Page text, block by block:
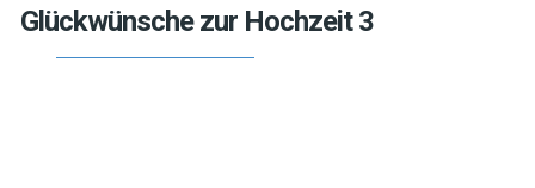
Glückwünsche zur Hochzeit 3